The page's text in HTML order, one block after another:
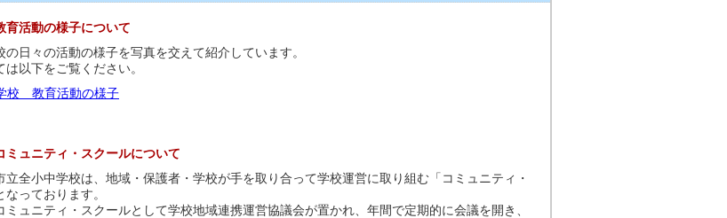
活動の様子について
の日々の活動の様子を写真を交えて紹介しています。
は以下をご覧ください。
校 教育活動の様子
ュニティ・スクールについて
全小中学校は、地域・保護者・学校が手を取り合って学校運営に取り組む「コミュニティ・
なっております。
ュニティ・スクールとして学校地域連携運営協議会が置かれ、年間で定期的に会議を開き、